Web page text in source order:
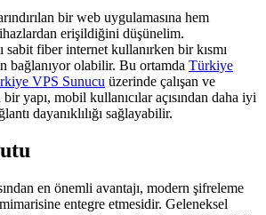
bir web uygulamasına hem
erişildiğini düşünelim.
sabit fiber internet kullanırken bir kısmı
bağlanıyor olabilir. Bu ortamda Türkiye
VPS Sunucu üzerinde çalışan ve
yapı, mobil kullanıcılar açısından daha iyi
dayanıklılığı sağlayabilir.
en önemli avantajı, modern şifreleme
entegre etmesidir. Geleneksel